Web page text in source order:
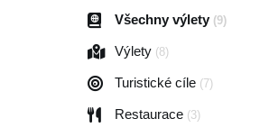
Všechny výlety (9)
Výlety (8)
Turistické cíle (7)
Restaurace (3)